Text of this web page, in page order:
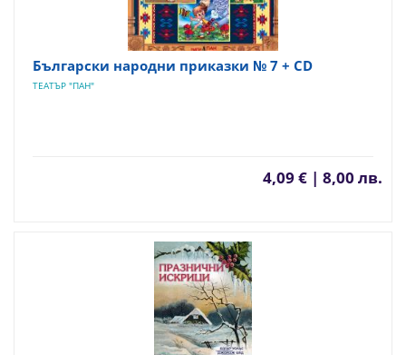
Български народни приказки № 7 + CD
ТЕАТЪР "ПАН"
4,09 € | 8,00 лв.